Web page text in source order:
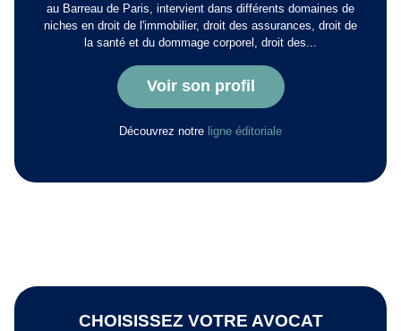
au Barreau de Paris, intervient dans différents domaines de
niches en droit de l'immobilier, droit des assurances, droit de
la santé et du dommage corporel, droit des...
Voir son profil
Découvrez notre ligne éditoriale
CHOISISSEZ VOTRE AVOCAT